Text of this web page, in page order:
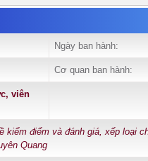
Ngày ban hành:
Cơ quan ban hành:
viên
kiểm điểm và đánh giá, xếp loại
Quang